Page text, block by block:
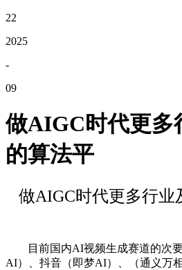
22
2025
-
09
做AIGC时代更多
的算法平
做AIGC时代更多行业
目前国内AI视频生成赛道的次要
AI）、抖音（即梦AI）、（通义万